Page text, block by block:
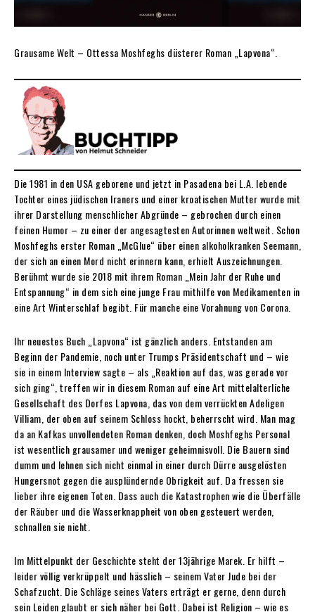
Grausame Welt – Ottessa Moshfeghs düsterer Roman „Lapvona“.
Die 1981 in den USA geborene und jetzt in Pasadena bei L.A. lebende
Tochter eines jüdischen Iraners und einer kroatischen Mutter wurde mit
ihrer Darstellung menschlicher Abgründe – gebrochen durch einen
feinen Humor – zu einer der angesagtesten Autorinnen weltweit. Schon
Moshfeghs erster Roman „McGlue“ über einen alkoholkranken Seemann,
der sich an einen Mord nicht erinnern kann, erhielt Auszeichnungen.
Berühmt wurde sie 2018 mit ihrem Roman „Mein Jahr der Ruhe und
Entspannung“ in dem sich eine junge Frau mithilfe von Medikamenten in
eine Art Winterschlaf begibt. Für manche eine Vorahnung von Corona.
Ihr neuestes Buch „Lapvona“ ist gänzlich anders. Entstanden am
Beginn der Pandemie, noch unter Trumps Präsidentschaft und – wie
sie in einem Interview sagte – als „Reaktion auf das, was gerade vor
sich ging“, treffen wir in diesem Roman auf eine Art mittelalterliche
Gesellschaft des Dorfes Lapvona, das von dem verrückten Adeligen
Villiam, der oben auf seinem Schloss hockt, beherrscht wird. Man mag
da an Kafkas unvollendeten Roman denken, doch Moshfeghs Personal
ist wesentlich grausamer und weniger geheimnisvoll. Die Bauern sind
dumm und lehnen sich nicht einmal in einer durch Dürre ausgelösten
Hungersnot gegen die ausplündernde Obrigkeit auf. Da fressen sie
lieber ihre eigenen Toten. Dass auch die Katastrophen wie die Überfälle
der Räuber und die Wasserknappheit von oben gesteuert werden,
schnallen sie nicht.
Im Mittelpunkt der Geschichte steht der 13jährige Marek. Er hilft –
leider völlig verkrüppelt und hässlich – seinem Vater Jude bei der
Schafzucht. Die Schläge seines Vaters erträgt er gerne, denn durch
sein Leiden glaubt er sich näher bei Gott. Dabei ist Religion – wie es